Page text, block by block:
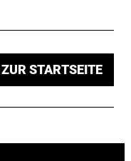
ZUR STARTSEITE